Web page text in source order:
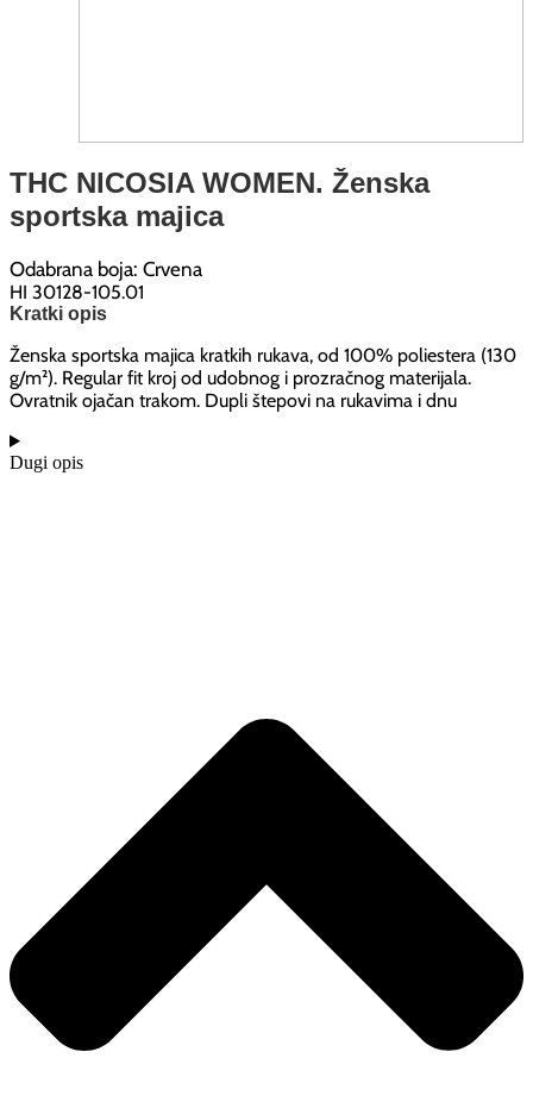
THC NICOSIA WOMEN. Ženska
sportska majica
Odabrana boja: Crvena
HI 30128-105.01
Kratki opis
Ženska sportska majica kratkih rukava, od 100% poliestera (130
g/m²). Regular fit kroj od udobnog i prozračnog materijala.
Ovratnik ojačan trakom. Dupli štepovi na rukavima i dnu
Dugi opis